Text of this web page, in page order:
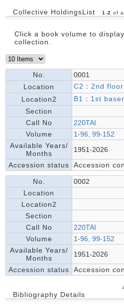
Collective HoldingsList 1 -2 of
Click a book volume to
collection.
No.
0001
Location
C2：2nd floor
Location2
B1：1st
Section
Call No
220TAI
Volume
1-96, 99-152
Available Years/
Months
1951-2026
Accession status
Accession
No.
0002
Location
Location2
Section
Call No
220TAI
Volume
1-96, 99-152
Available Years/
Months
1951-2026
Accession status
Accession
Bibliography Details